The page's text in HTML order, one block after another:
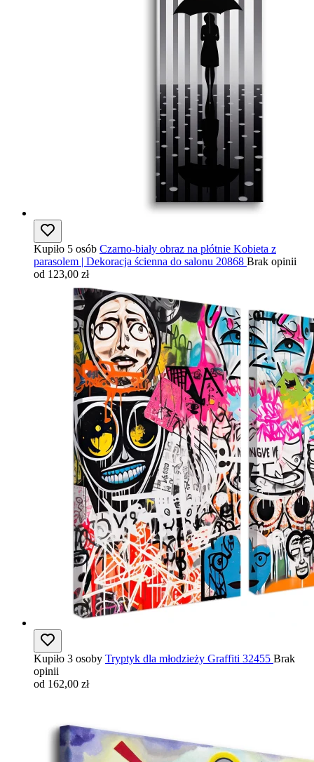
Kupiło 5 osób Czarno-biały obraz na płótnie Kobieta z
parasolem | Dekoracja ścienna do salonu 20868 Brak opinii
od 123,00 zł
Kupiło 3 osoby Tryptyk dla młodzieży Graffiti 32455 Brak
opinii
od 162,00 zł